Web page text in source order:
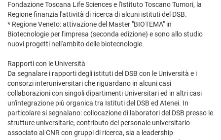
Fondazione Toscana Life Sciences e l'Istituto Toscano Tumori, la
Regione finanzia l'attività di ricerca di alcuni istituti del DSB.
* Regione Veneto: attivazione del Master "BIOTEMA" in
Biotecnologie per l'impresa (seconda edizione) e sono allo studio
nuovi progetti nell'ambito delle biotecnologie.
Rapporti con le Università
Da segnalare i rapporti degli istituti del DSB con le Università e i
consorzi interuniversitari che riguardano in alcuni casi
collaborazioni con singoli dipartimenti Universitari ed in altri casi
un'integrazione più organica tra Istituti del DSB ed Atenei. In
particolare si segnalano: collocazione di laboratori del DSB presso le
strutture universitarie, contributo del personale universitario
associato al CNR con gruppi di ricerca, sia a leadership